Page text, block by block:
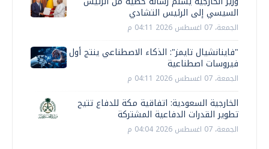
السيسي إلى الرئيس التشادي
الجمعة، 07 اغسطس 2026 04:11 م
"فاينانشيال تايمز": الذكاء الاصطناعي ينتج أول
فيروسات اصطناعية
الجمعة، 07 اغسطس 2026 04:11 م
الخارجية السعودية: اتفاقية مكة للدفاع تتيح
تطوير القدرات الدفاعية المشتركة
الجمعة، 07 اغسطس 2026 04:04 م